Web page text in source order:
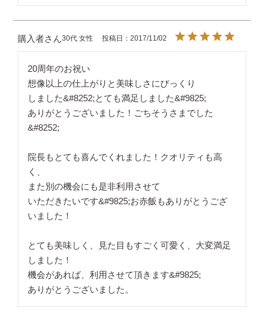
購入者 30代 女性 投稿日 2017/11/02
20周年のお祝い
想像以上の仕上がりと美味しさにびっくり
しました&#8252;とても満足しました&#9825;
ありがとうございました！ごちそうさまでした
&#8252;
院長もとても喜んでくれました！クオリティも高
く、
また別の機会にも是非利用させて
いただきたいです&#9825;お赤飯もありがとうござ
いました！
とても美味しく、見た目もすごく可愛く、大変満足
しました！
機会があれば、利用させて頂きます&#9825;
ありがとうございました。